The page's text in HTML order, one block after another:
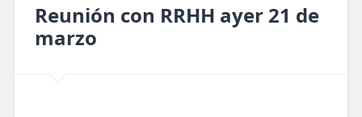
Reunión con RRHH ayer 21 de
marzo